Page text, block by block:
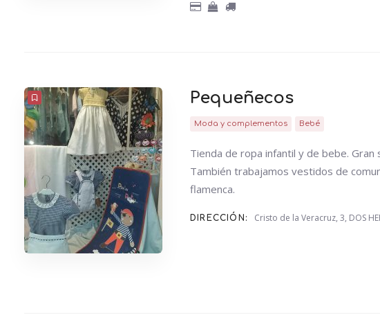
Pequeñecos
Moda y complementos Bebé
Tienda de ropa infantil y de bebe. Gran
También trabajamos vestidos de
flamenca.
DIRECCIÓN: Cristo de la Veracruz, 3, DOS